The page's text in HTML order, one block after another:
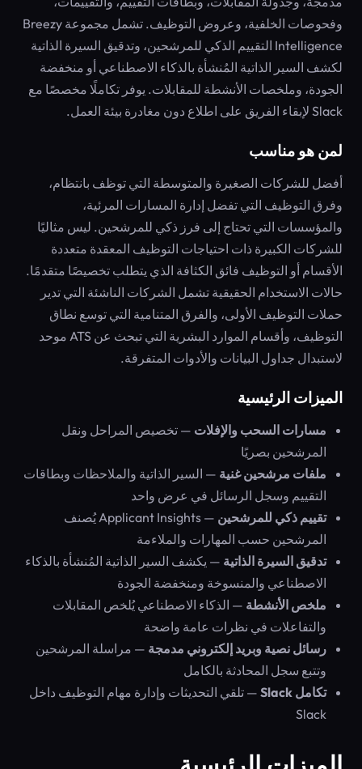
وفحوصات الخلفية، وعروض التوظيف. تشمل مجموعة Breezy
Intelligence التقييم الذكي للمرشحين، وتدقيق السيرة الذاتية
لكشف السير الذاتية المُنشأة بالذكاء الاصطناعي أو منخفضة
الجودة، وملخصات الأنشطة للمقابلات. يوفر تكاملًا مخصصًا مع
Slack لإبقاء الفريق على اطلاع دون مغادرة بيئة العمل.
لمن هو مناسب
أفضل للشركات الصغيرة والمتوسطة التي توظف بانتظام،
وفرق التوظيف التي تفضل إدارة المسارات المرئية،
والمؤسسات التي تحتاج إلى فرز ذكي للمرشحين. ليس مثاليًا
للشركات الكبيرة ذات احتياجات التوظيف المعقدة متعددة
الأقسام أو التوظيف فائق الكثافة الذي يتطلب تخصيصًا متقدمًا.
حالات الاستخدام الحقيقية تشمل الشركات الناشئة التي تدير
حملات التوظيف الأولى، والفرق المتنامية التي توسع نطاق
التوظيف، وأقسام الموارد البشرية التي تبحث عن ATS موحد
لاستبدال جداول البيانات والأدوات المتفرقة.
الميزات الرئيسية
مسارات السحب والإفلات — تخصيص المراحل ونقل
المرشحين بصريًا
ملفات مرشحين غنية — السير الذاتية والملاحظات وبطاقات
التقييم وسجل الرسائل في عرض واحد
تقييم ذكي للمرشحين
— Applicant Insights يُصنف
المرشحين حسب المهارات والملاءمة
تدقيق السيرة الذاتية — يكشف السير الذاتية المُنشأة بالذكاء
الاصطناعي والمنسوخة ومنخفضة الجودة
ملخص الأنشطة — الذكاء الاصطناعي يُلخص المقابلات
والتفاعلات في نظرات عامة واضحة
رسائل نصية وبريد إلكتروني مدمجة — مراسلة المرشحين
وتتبع سجل المحادثة بالكامل
تكامل Slack
— تلقي التحديثات وإدارة مهام التوظيف داخل
Slack